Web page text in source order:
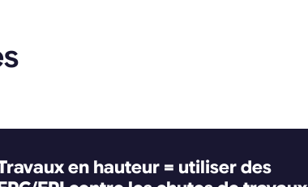
en hauteur = utiliser des